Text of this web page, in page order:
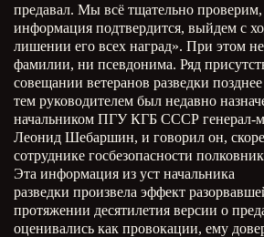
предавал. Мы всё тщательно проверим,
информация подтвердится, выйдем с
лишении его всех наград». При этом
фамилии, ни псевдонима. Ряд
совещании ветеранов разведки
тем руководителем был недавно
начальником ПГУ КГБ СССР генерал-
Леонид Шебаршин, и говорил он,
сотруднике госбезопасности
Эта информация из уст начальника
разведки произвела эффект
протяжении десятилетия версии о
оценивались как провокации, ему